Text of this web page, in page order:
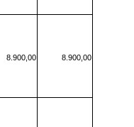
8.900,00 8.900,00